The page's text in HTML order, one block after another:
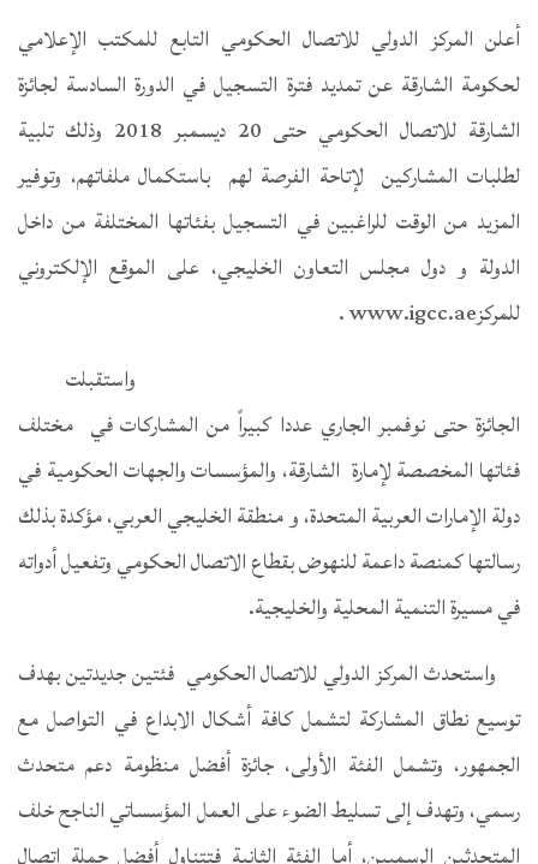
أعلن المركز الدولي للاتصال الحكومي التابع للمكتب الإعلامي
لحكومة الشارقة عن تمديد فترة التسجيل في الدورة السادسة لجائزة
الشارقة للاتصال الحكومي حتى 20 ديسمبر 2018 وذلك تلبية
لطلبات المشاركين لإتاحة الفرصة لهم باستكمال ملفاتهم، وتوفير
المزيد من الوقت للراغبين في التسجيل بفئاتها المختلفة من داخل
الدولة و دول مجلس التعاون الخليجي، على الموقع الإلكتروني
للمركزwww.igcc.ae .
واستقبلت
الجائزة حتى نوفمبر الجاري عددا كبيراً من المشاركات في مختلف
فئاتها المخصصة لإمارة الشارقة، والمؤسسات والجهات الحكومية في
دولة الإمارات العربية المتحدة، و منطقة الخليجي العربي، مؤكدة بذلك
رسالتها كمنصة داعمة للنهوض بقطاع الاتصال الحكومي وتفعيل أدواته
في مسيرة التنمية المحلية والخليجية.
واستحدث المركز الدولي للاتصال الحكومي فئتين جديدتين بهدف
توسيع نطاق المشاركة لتشمل كافة أشكال الابداع في التواصل مع
الجمهور، وتشمل الفئة الأولى، جائزة أفضل منظومة دعم متحدث
رسمي، وتهدف إلى تسليط الضوء على العمل المؤسساتي الناجح خلف